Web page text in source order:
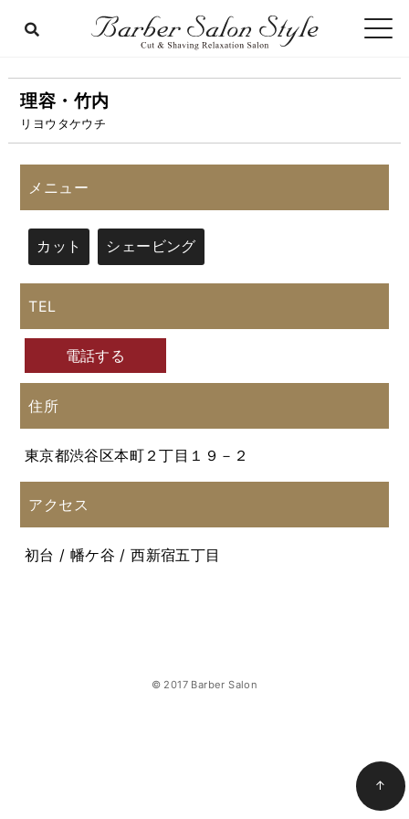
理容・竹内
リヨウタケウチ
メニュー
カット シェービング
TEL
電話する
住所
東京都渋谷区本町２丁目１９－２
アクセス
初台 / 幡ケ谷 / 西新宿五丁目
© 2017 Barber Salon
↑